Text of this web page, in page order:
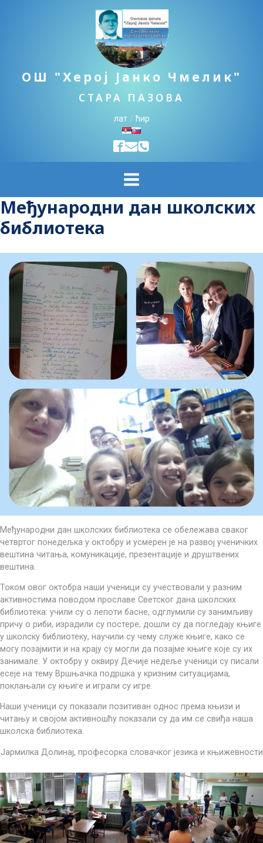
ОШ "Херој Јанко Чмелик"
СТАРА ПАЗОВА
лат/ћир
Mеђународни дан школских
библиотека
Mеђународни дан школских библиотека се обележава сваког
четвртог понедељка у октобру и усмерен је на развој ученичких
вештина читања, комуникације, презентације и друштвених
вештина.
Током овог октобра наши ученици су учествовали у разним
активностима поводом прославе Светског дана школских
библиотека: учили су о лепоти басне, одглумили су занимљиву
причу о риби, израдили су постере, дошли су да погледају књиге
у школску библиотеку, научили су чему служе књиге, како се
могу позајмити и на крају су могли да позајме књиге које су их
занимале. У октобру у оквиру Дечије недеље ученици су писали
есеје на тему Вршњачка подршка у кризним ситуацијама,
поклањали су књиге и играли су игре.
Наши ученици су показали позитиван однос према књизи и
читању и својом активношћу показали су да им се свиђа наша
школска библиотека.
Јармилка Долинај, професорка словачког језика и књижевности